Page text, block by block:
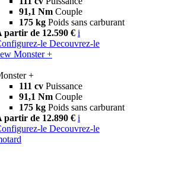
91,1 Nm Couple
175 kg Poids sans carburant
partir de 12.590 € i
le Decouvrez-le
Monster +
+
111 cv Puissance
91,1 Nm Couple
175 kg Poids sans carburant
partir de 12.890 € i
le Decouvrez-le